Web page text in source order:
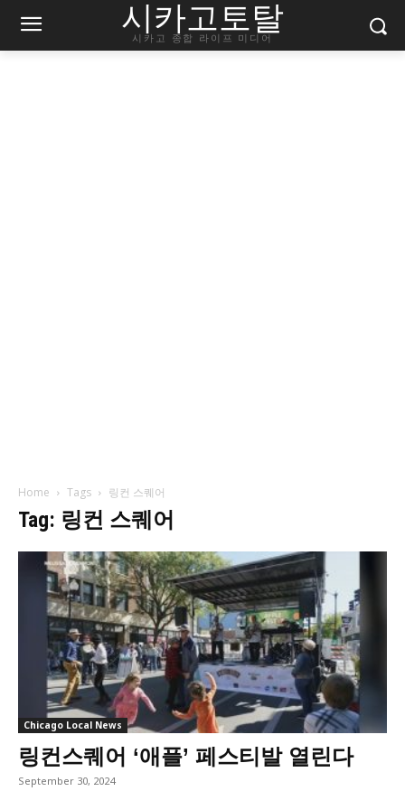
시카고토탈
시카고 종합 라이프 미디어
Home Tags 링컨 스퀘어
Tag: 링컨 스퀘어
Chicago Local News
링컨스퀘어 ‘애플’ 페스티발 열린다
September 30, 2024